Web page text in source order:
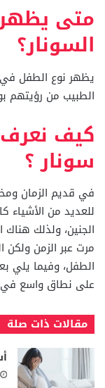
متى
السونار؟
يظهر نوع الطفل في
الطبيب من رؤيتهم
كيف نعرف
سونار ؟
في قديم الزمان
للعديد من الأشياء
الجنين، ولذلك هناك
مرت عبر الزمن
الطفل، وفيما يلي
على نطاق واسع
مقالات ذات صلة